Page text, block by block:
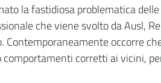
la fastidiosa problematica
che viene svolto da Ausl,
Contemporaneamente occorre
corretti ai vicini,